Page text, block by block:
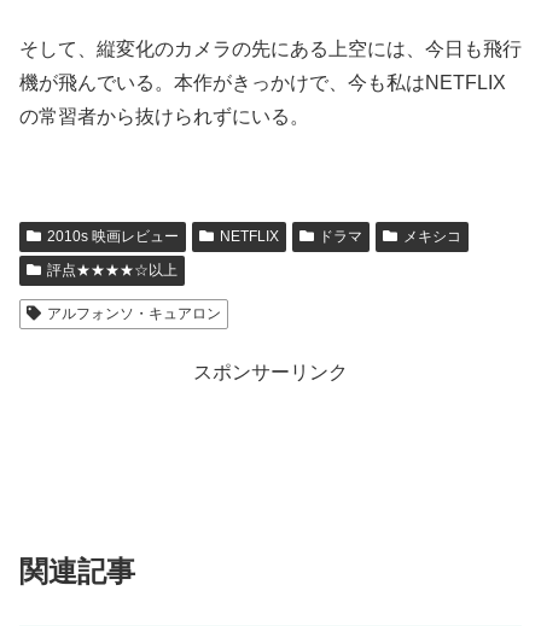
そして、縦変化のカメラの先にある上空には、今日も飛行
機が飛んでいる。本作がきっかけで、今も私はNETFLIX
の常習者から抜けられずにいる。
2010s 映画レビュー NETFLIX ドラマ
メキシコ
評点★★★★☆以上
アルフォンソ・キュアロン
スポンサーリンク
関連記事